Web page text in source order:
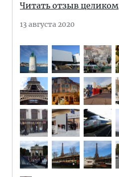
Читать отзыв целиком
13 августа 2020